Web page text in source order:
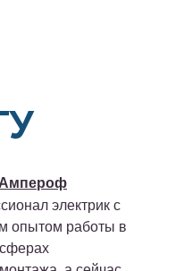
электрик с
опытом работы в